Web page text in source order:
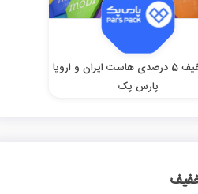
کد تخفیف 5 درصدی هاست ایران و اروپا
پارس پک